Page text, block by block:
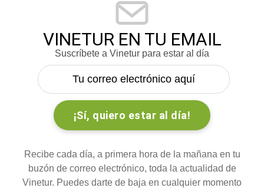
VINETUR EN TU EMAIL
Suscríbete a Vinetur para estar al día
Recibe cada día, a primera hora de la mañana en tu
buzón de correo electrónico, toda la actualidad de
Vinetur. Puedes darte de baja en cualquier momento